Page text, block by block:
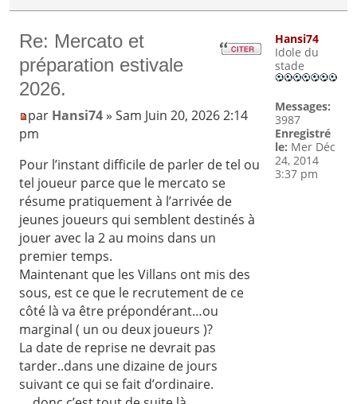
Re: Mercato et
préparation estivale
2026.
par Hansi74» Sam Juin 20, 2026 2:14
pm
Pour l’instant difficile de parler de tel ou
tel joueur parce que le mercato se
résume pratiquement à l’arrivée de
jeunes joueurs qui semblent destinés à
jouer avec la 2 au moins dans un
premier temps.
Maintenant que les Villans ont mis des
sous, est ce que le recrutement de ce
côté là va être prépondérant…ou
marginal ( un ou deux joueurs )?
La date de reprise ne devrait pas
tarder..dans une dizaine de jours
suivant ce qui se fait d’ordinaire.
Hansi74
Idole du
stade
Messages:
3987
Enregistré
le: Mer Déc
24, 2014
3:37 pm